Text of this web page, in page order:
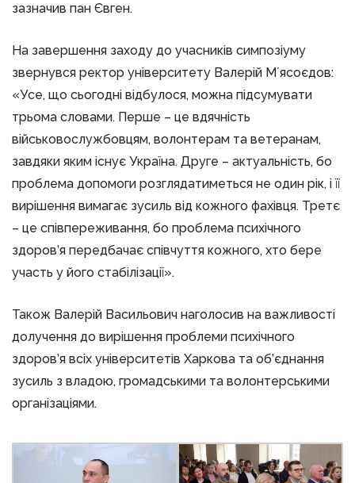
зазначив пан Євген.
На завершення заходу до учасників симпозіуму
звернувся ректор університету Валерій Мʼясоєдов:
«Усе, що сьогодні відбулося, можна підсумувати
трьома словами. Перше – це вдячність
військовослужбовцям, волонтерам та ветеранам,
завдяки яким існує Україна. Друге – актуальність, бо
проблема допомоги розглядатиметься не один рік, і її
вирішення вимагає зусиль від кожного фахівця. Третє
– це співпереживання, бо проблема психічного
здоров’я передбачає співчуття кожного, хто бере
участь у його стабілізації».
Також Валерій Васильович наголосив на важливості
долучення до вирішення проблеми психічного
здоров’я всіх університетів Харкова та об’єднання
зусиль з владою, громадськими та волонтерськими
організаціями.